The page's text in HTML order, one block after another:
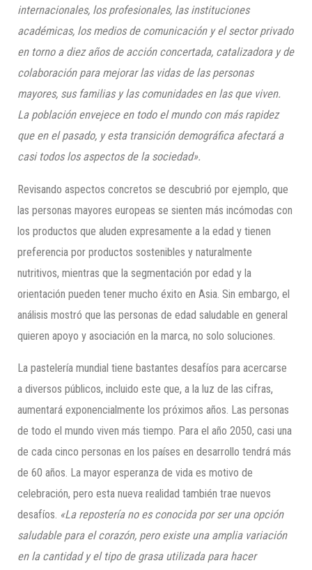
internacionales, los profesionales, las instituciones
académicas, los medios de comunicación y el sector privado
en torno a diez años de acción concertada, catalizadora y de
colaboración para mejorar las vidas de las personas
mayores, sus familias y las comunidades en las que viven.
La población envejece en todo el mundo con más rapidez
que en el pasado, y esta transición demográfica afectará a
casi todos los aspectos de la sociedad».
Revisando aspectos concretos se descubrió por ejemplo, que
las personas mayores europeas se sienten más incómodas con
los productos que aluden expresamente a la edad y tienen
preferencia por productos sostenibles y naturalmente
nutritivos, mientras que la segmentación por edad y la
orientación pueden tener mucho éxito en Asia. Sin embargo, el
análisis mostró que las personas de edad saludable en general
quieren apoyo y asociación en la marca, no solo soluciones.
La pastelería mundial tiene bastantes desafíos para acercarse
a diversos públicos, incluido este que, a la luz de las cifras,
aumentará exponencialmente los próximos años. Las personas
de todo el mundo viven más tiempo. Para el año 2050, casi una
de cada cinco personas en los países en desarrollo tendrá más
de 60 años. La mayor esperanza de vida es motivo de
celebración, pero esta nueva realidad también trae nuevos
desafíos. «La repostería no es conocida por ser una opción
saludable para el corazón, pero existe una amplia variación
en la cantidad y el tipo de grasa utilizada para hacer